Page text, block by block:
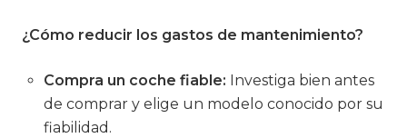
¿Cómo reducir los gastos de mantenimiento?
Compra un coche fiable: Investiga bien antes
de comprar y elige un modelo conocido por su
fiabilidad.